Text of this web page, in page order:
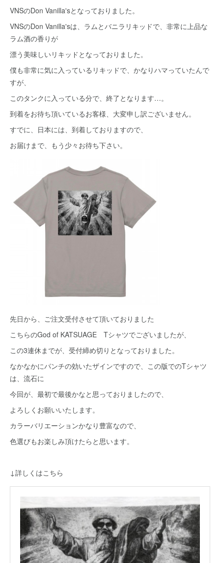
VNSのDon Vanilla'sとなっておりました。
VNSのDon Vanilla'sは、ラムとバニラリキッドで、非常に上品な
ラム酒の香りが
漂う美味しいリキッドとなっておりました。
僕も非常に気に入っているリキッドで、かなりハマっていたんで
すが、
このタンクに入っている分で、終了となります…。
到着をお待ち頂いているお客様、大変申し訳ございません。
すでに、日本には、到着しておりますので、
お届けまで、もう少々お待ち下さい。
先日から、ご注文受付させて頂いておりました
こちらのGod of KATSUAGE Tシャツでございましたが、
この3連休までが、受付締め切りとなっておりました。
なかなかにパンチの効いたザインですので、この版でのTシャツ
は、流石に
今回が、最初で最後かなと思っておりましたので、
よろしくお願いいたします。
カラーバリエーションかなり豊富なので、
色選びもお楽しみ頂けたらと思います。
↓詳しくはこちら